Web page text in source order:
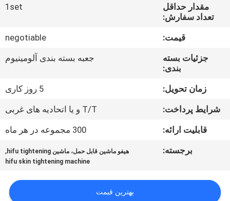
کارخانه
کیفیت
نقشه
سایت
POLICY
مقدار حداقل
تعداد سفارش:
1set
قیمت:
negotiable
جزئیات بسته
بندی:
جعبه بسته بندی آلومینیوم
زمان تحویل:
5 روز کاری
شرایط پرداخت:
T/T و یا اتحادیه های غربی
قابلیت ارائه:
300 مجموعه در هر ماه
برجسته:
هیفو ماشین قابل حمل، ماشین hifu tightening ,
hifu skin tightening machine
بهترین قیمت